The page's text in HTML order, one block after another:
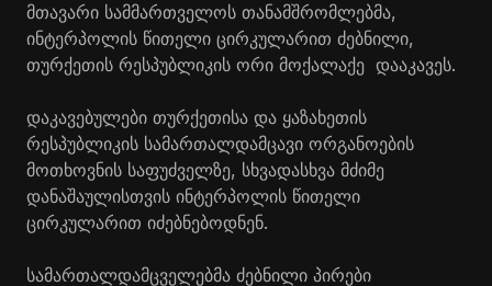
მთავარი სამმართველოს თანამშრომლებმა,
ინტერპოლის წითელი ცირკულარით ძებნილი,
თურქეთის რესპუბლიკის ორი მოქალაქე დააკავეს.
დაკავებულები თურქეთისა და ყაზახეთის
რესპუბლიკის სამართალდამცავი ორგანოების
მოთხოვნის საფუძველზე, სხვადასხვა მძიმე
დანაშაულისთვის ინტერპოლის წითელი
ცირკულარით იძებნებოდნენ.
სამართალდამცველებმა ძებნილი პირები